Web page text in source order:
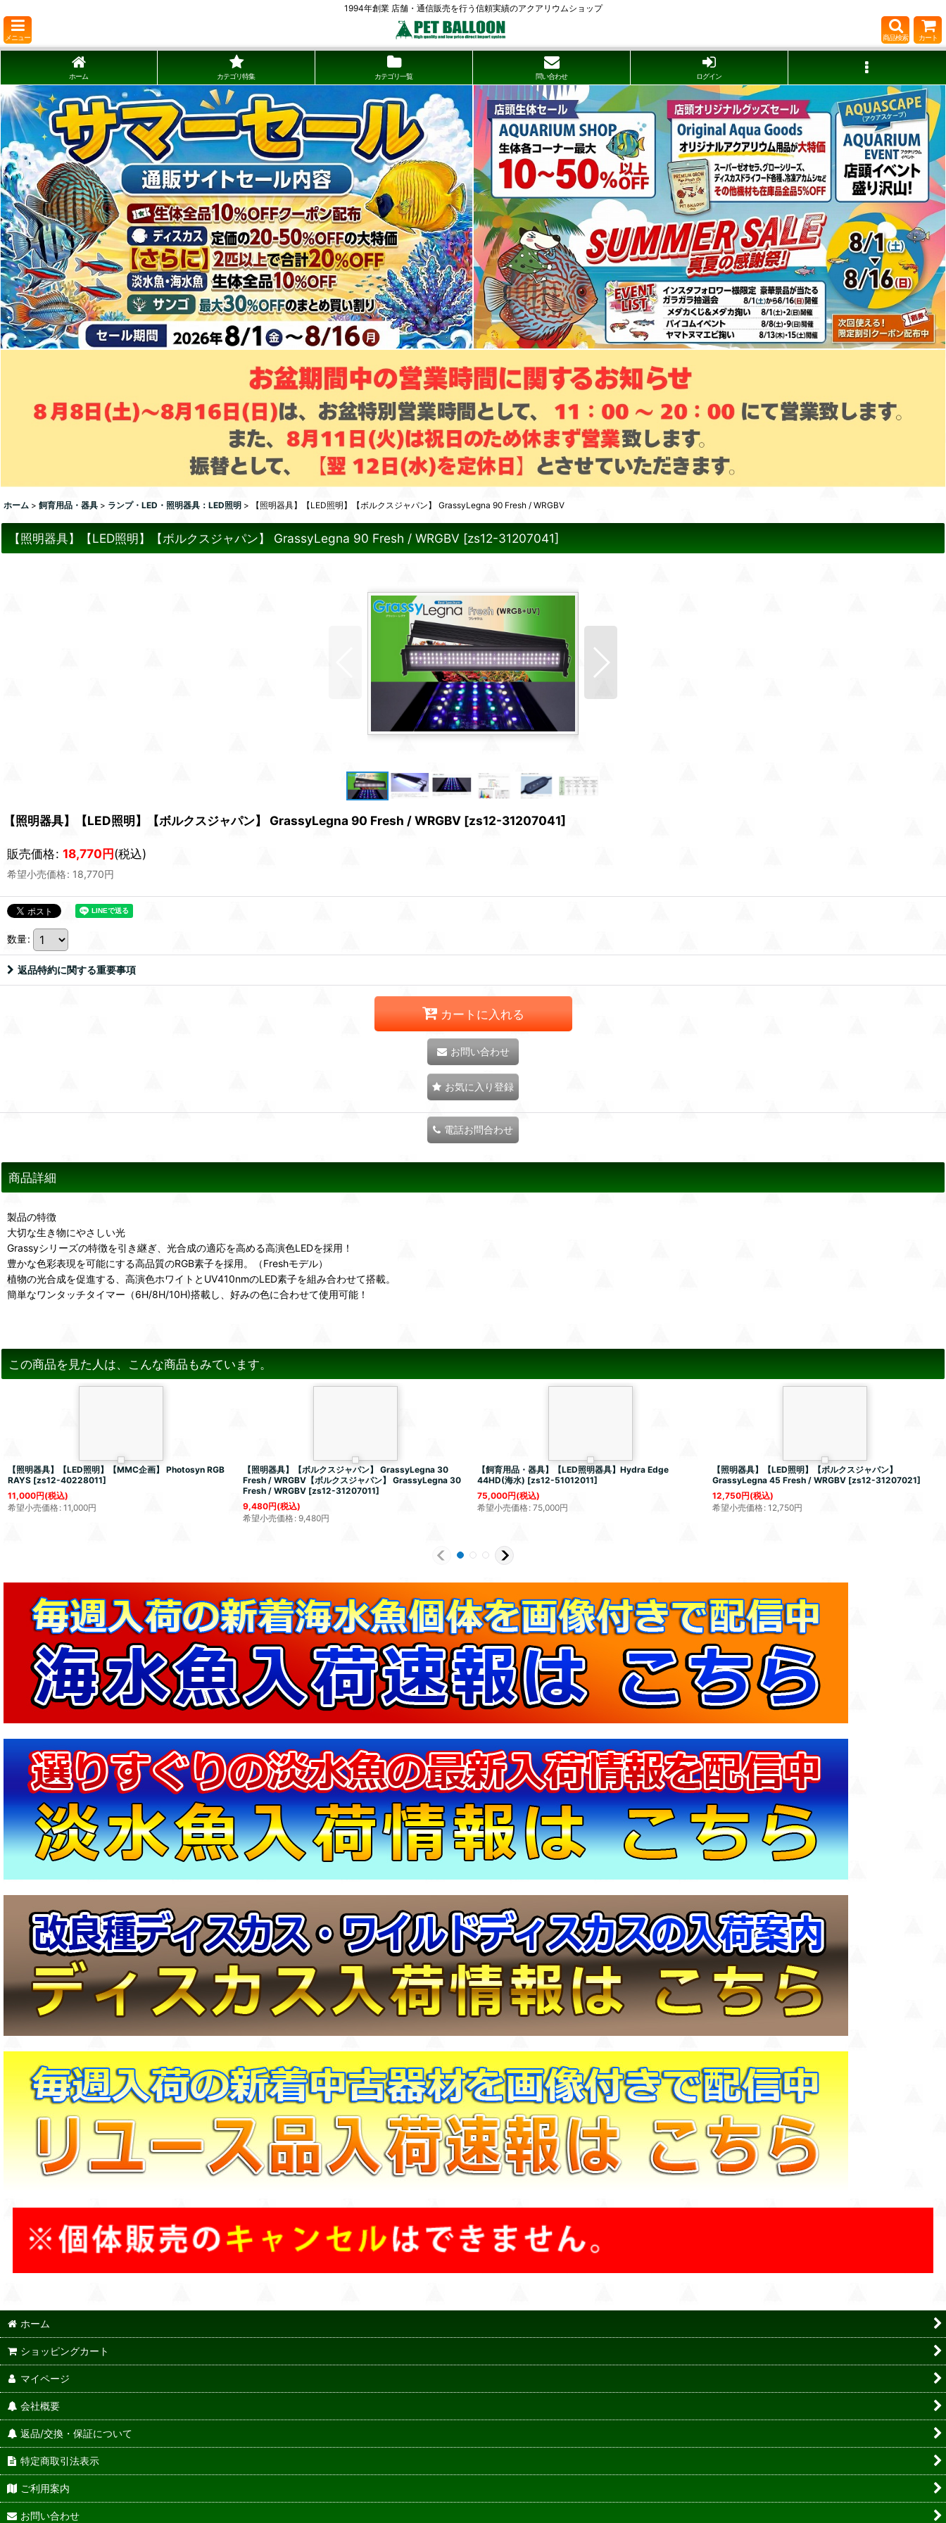
1994年創業 店舗・通信販売を行う信頼実績のアクアリウムショップ
メニュー 商品検索 カート
ホーム カテゴリ特集 カテゴリ一覧 問い合わせ ログイン
ホーム > 飼育用品・器具 > ランプ・LED・照明器具：LED照明 > 【照明器具】【LED照明】【ボルクスジャパン】 GrassyLegna 90 Fresh / WRGBV
【照明器具】【LED照明】【ボルクスジャパン】 GrassyLegna 90 Fresh / WRGBV [zs12-31207041]
【照明器具】【LED照明】【ボルクスジャパン】 GrassyLegna 90 Fresh / WRGBV [zs12-31207041]
販売価格: 18,770円(税込)
希望小売価格: 18,770円
数量:
返品特約に関する重要事項
カートに入れる
お問い合わせ
お気に入り登録
電話お問合わせ
商品詳細
製品の特徴
大切な生き物にやさしい光
Grassyシリーズの特徴を引き継ぎ、光合成の適応を高める高演色LEDを採用！
豊かな色彩表現を可能にする高品質のRGB素子を採用。（Freshモデル）
植物の光合成を促進する、高演色ホワイトとUV410nmのLED素子を組み合わせて搭載。
簡単なワンタッチタイマー（6H/8H/10H)搭載し、好みの色に合わせて使用可能！
この商品を見た人は、こんな商品もみています。
【照明器具】【LED照明】【MMC企画】 Photosyn RGB
RAYS [zs12-40228011]
11,000円(税込)
希望小売価格: 11,000円
【照明器具】【ボルクスジャパン】 GrassyLegna 30
Fresh / WRGBV【ボルクスジャパン】 GrassyLegna 30
Fresh / WRGBV [zs12-31207011]
9,480円(税込)
希望小売価格: 9,480円
【飼育用品・器具】【LED照明器具】Hydra Edge
44HD(海水) [zs12-51012011]
75,000円(税込)
希望小売価格: 75,000円
【照明器具】【LED照明】【ボルクスジャパン】
GrassyLegna 45 Fresh / WRGBV [zs12-31207021]
12,750円(税込)
希望小売価格: 12,750円
ホーム
ショッピングカート
マイページ
会社概要
返品/交換・保証について
特定商取引法表示
ご利用案内
お問い合わせ